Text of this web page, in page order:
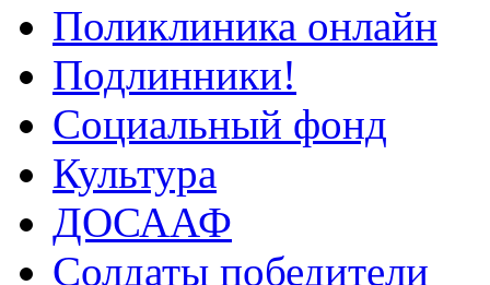
Поликлиника онлайн
Подлинники!
Социальный фонд
Культура
ДОСААФ
Солдаты победители